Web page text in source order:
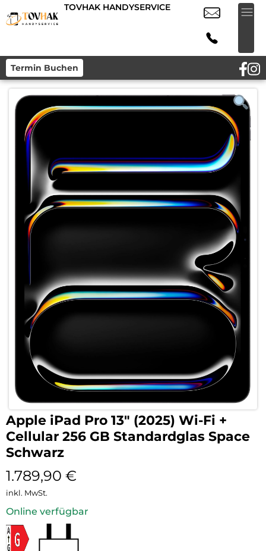
TOVHAK HANDYSERVICE
Termin Buchen
Apple iPad Pro 13″ (2025) Wi-Fi +
Cellular 256 GB Standardglas Space
Schwarz
1.789,90 €
inkl. MwSt.
Online verfügbar